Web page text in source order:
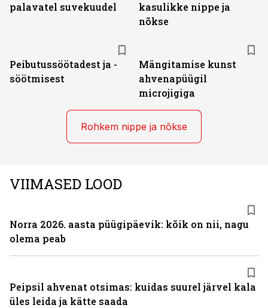
palavatel suvekuudel
kasulikke nippe ja
nõkse
Peibutussöötadest ja -
söötmisest
Mängitamise kunst
ahvenapüügil
microjigiga
Rohkem nippe ja nõkse
VIIMASED LOOD
Norra 2026. aasta püügipäevik: kõik on nii, nagu
olema peab
Peipsil ahvenat otsimas: kuidas suurel järvel kala
üles leida ja kätte saada